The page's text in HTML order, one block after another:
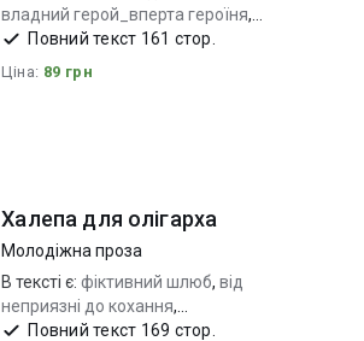
владний герой_вперта героїня,
заборонені почуття_емоційно
Повний текст 161 стор.
Ціна: 89 грн
Халепа для олігарха
Молодіжна проза
В тексті є:фіктивний шлюб,від
неприязні до кохання,
романтична комедія пристрасть
Повний текст 169 стор.